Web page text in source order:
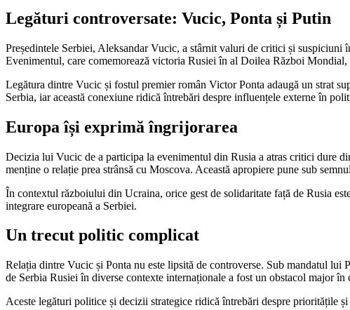
Legături controversate: Vucic, Ponta și Putin
Președintele Serbiei, Aleksandar Vucic, a stârnit valuri de critici și
Evenimentul, care comemorează victoria Rusiei în al Doilea Război
Legătura dintre Vucic și fostul premier român Victor Ponta adaugă un strat
Serbia, iar această conexiune ridică întrebări despre influențele externe în
Europa își exprimă îngrijorarea
Decizia lui Vucic de a participa la evenimentul din Rusia a atras critici dure
menține o relație prea strânsă cu Moscova. Această apropiere pune sub
În contextul războiului din Ucraina, orice gest de solidaritate față de Rusia
integrare europeană a Serbiei.
Un trecut politic complicat
Relația dintre Vucic și Ponta nu este lipsită de controverse. Sub mandatul
de Serbia Rusiei în diverse contexte internaționale a fost un obstacol major
Aceste legături politice și decizii strategice ridică întrebări despre prioritățile